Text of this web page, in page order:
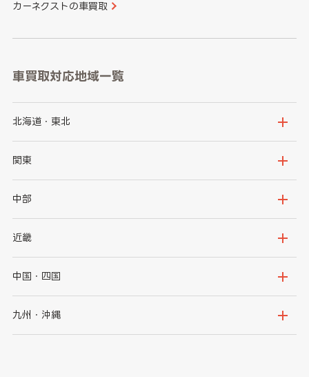
カーネクストの車買取
車買取対応地域一覧
北海道・東北
北海道
岩手県
秋田県
関東
茨城県
群馬県
千葉県
神奈川県
中部
新潟県
石川県
山梨県
近畿
大阪府
京都府
中国・四国
鳥取県
九州・沖縄